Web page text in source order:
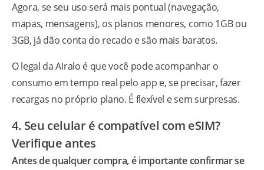
Agora, se seu uso será mais pontual (navegação,
mapas, mensagens), os planos menores, como 1GB ou
3GB, já dão conta do recado e são mais baratos.
O legal da Airalo é que você pode acompanhar o
consumo em tempo real pelo app e, se precisar, fazer
recargas no próprio plano. É flexível e sem surpresas.
4. Seu celular é compatível com eSIM?
Verifique antes
Antes de qualquer compra, é importante confirmar se